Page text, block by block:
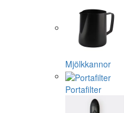
Mjölkkannor
Portafilter